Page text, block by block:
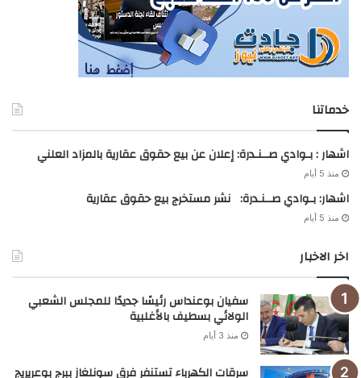
خدماتنا
اشهار : بـوادي صــنـدرة: إعلان عن بيع حقوق عقارية بالمزاد العلني
منذ 5 أيام
اشهار: بـوادي صــنـدرة: نشر مستخرج بيع حقوق عقارية
منذ 5 أيام
اخر الاخبار
سفيان بوعنداس رئيسًا جديدًا للمجلس الشعبي
الولائي بسطيف بالأغلبية
منذ 3 أيام
سرقات الكهرباء تستنفر فرق سونلغاز ببرج بوعريريج